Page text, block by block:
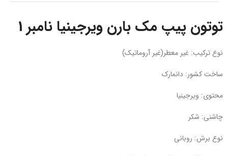
توتون پیپ مک بارن ویرجینیا نامبر 1
نوع ترکیب: غیر معطر(غیر آروماتیک)
ساخت کشور: دانمارک
محتوی: ویرجینیا
چاشنی: شکر
نوع برش: روبانی